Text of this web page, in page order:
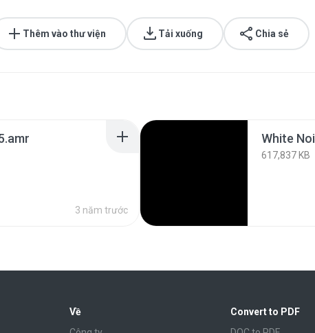
Thêm vào thư viện Tải xuống Chia sẻ
3 năm trước
617,837 KB
Về
Convert to PDF